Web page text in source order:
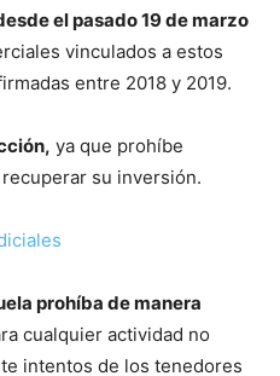
el pasado 19 de marzo
vinculados a estos
entre 2018 y 2019.
ya que prohíbe
su inversión.
prohíba de manera
cualquier actividad no
intentos de los tenedores